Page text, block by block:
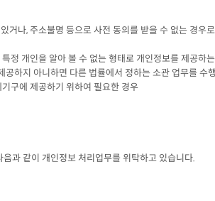
거나, 주소불명 등으로 사전 동의를 받을 수 없는 경
정 개인을 알아 볼 수 없는 형태로 개인정보를 제공하
하지 아니하면 다른 법률에서 정하는 소관 업무를 수
구에 제공하기 위하여 필요한 경우
과 같이 개인정보 처리업무를 위탁하고 있습니다.